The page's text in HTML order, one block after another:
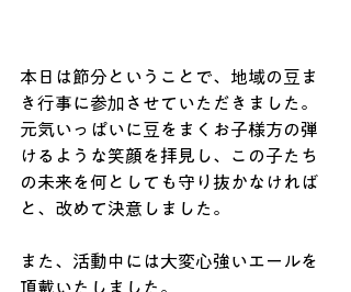
本日は節分ということで、地域の豆ま
き行事に参加させていただきました。
元気いっぱいに豆をまくお子様方の弾
けるような笑顔を拝見し、この子たち
の未来を何としても守り抜かなければ
と、改めて決意しました。
また、活動中には大変心強いエールを
頂戴いたしました。